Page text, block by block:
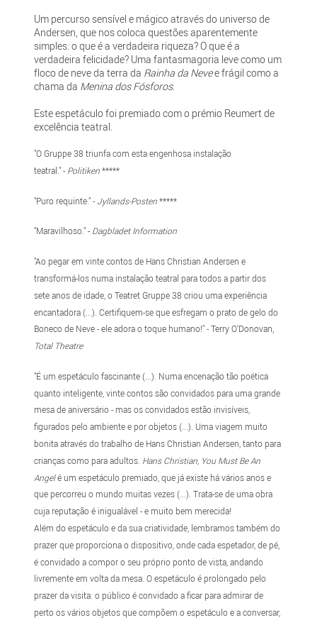
Um percurso sensível e mágico através do universo de
Andersen, que nos coloca questões aparentemente
simples: o que é a verdadeira riqueza? O que é a
verdadeira felicidade? Uma fantasmagoria leve como um
floco de neve da terra da Rainha da Nevee frágil como a
chama da Menina dos Fósforos.
Este espetáculo foi premiado com o prémio Reumert de
excelência teatral.
"O Gruppe 38 triunfa com esta engenhosa instalação
teatral." - Politiken*****
"Puro requinte." - Jyllands-Posten*****
"Maravilhoso." - Dagbladet Information
"Ao pegar em vinte contos de Hans Christian Andersen e
transformá-los numa instalação teatral para todos a partir dos
sete anos de idade, o Teatret Gruppe 38 criou uma experiência
encantadora (...). Certifiquem-se que esfregam o prato de gelo do
Boneco de Neve - ele adora o toque humano!" - Terry O'Donovan,
Total Theatre
"É um espetáculo fascinante (...). Numa encenação tão poética
quanto inteligente, vinte contos são convidados para uma grande
mesa de aniversário - mas os convidados estão invisíveis,
figurados pelo ambiente e por objetos (...). Uma viagem muito
bonita através do trabalho de Hans Christian Andersen, tanto para
crianças como para adultos. Hans Christian, You Must Be An
Angelé um espetáculo premiado, que já existe há vários anos e
que percorreu o mundo muitas vezes (...). Trata-se de uma obra
cuja reputação é inigualável - e muito bem merecida!
Além do espetáculo e da sua criatividade, lembramos também do
prazer que proporciona o dispositivo, onde cada espetador, de pé,
é convidado a compor o seu próprio ponto de vista, andando
livremente em volta da mesa. O espetáculo é prolongado pelo
prazer da visita: o público é convidado a ficar para admirar de
perto os vários objetos que compõem o espetáculo e a conversar,